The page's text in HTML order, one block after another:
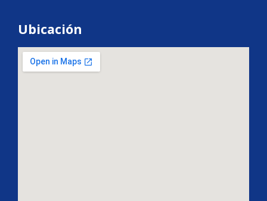
Ubicación